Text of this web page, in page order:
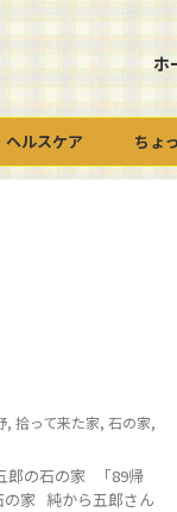
ホ
ヘルスケア ちょ
, 拾って来た家, 石の家,
郎の石の家 「89帰
の家 純から五郎さん